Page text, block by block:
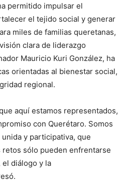
permitido impulsar el
el tejido social y generar
miles de familias queretanas,
clara de liderazgo
Mauricio Kuri González, ha
orientadas al bienestar social,
regional.
aquí estamos representados,
con Querétaro. Somos
y participativa, que
sólo pueden enfrentarse
el diálogo y la